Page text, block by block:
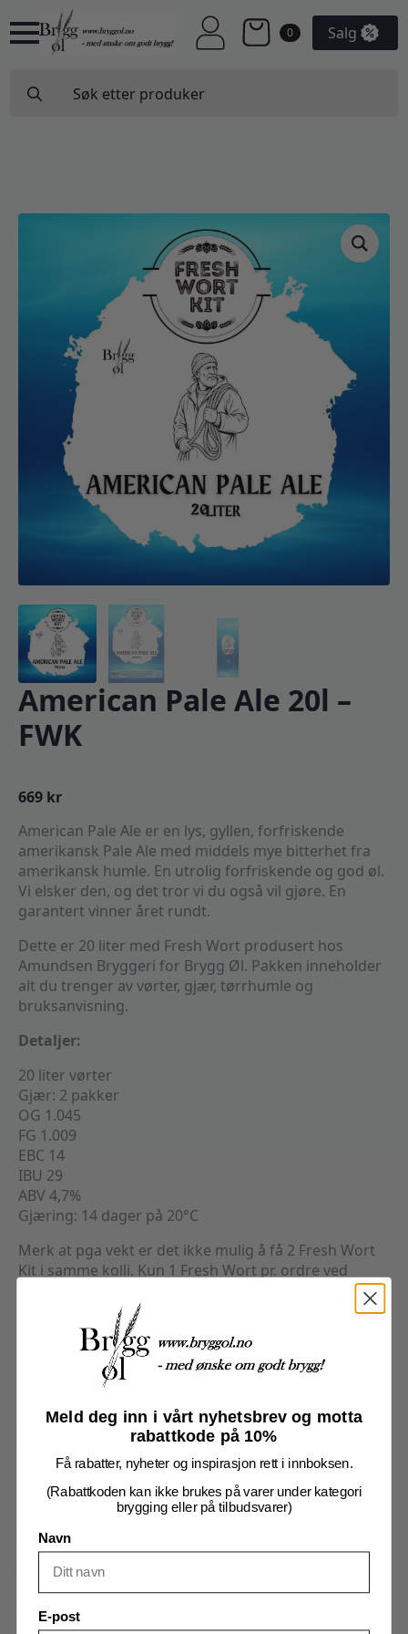
0 Salg
for:
American Pale Ale 20l –
FWK
669 kr
American Pale Ale er en lys, gyllen, forfriskende
amerikansk Pale Ale med middels mye bitterhet fra
amerikansk humle. En utrolig forfriskende og god øl.
Vi elsker den, og det tror vi du også vil gjøre. En
garantert vinner året rundt.
Dette er 20 liter med Fresh Wort produsert hos
Amundsen Bryggeri for Brygg Øl. Pakken inneholder
alt du trenger av vørter, gjær, tørrhumle og
bruksanvisning.
Detaljer:
20 liter vørter
Gjær: 2 pakker
OG 1.045
FG 1.009
EBC 14
IBU 29
ABV 4,7%
Gjæring: 14 dager på 20°C
Merk at pga vekt er det ikke mulig å få 2 Fresh Wort
Kit i samme kolli. Kun 1 Fresh Wort pr. ordre ved
Legg I Handlekurv
900004
Fresh Wort og Ekstraktsett
Tilleggsinformasjon Omtaler (0)
Beskrivelse
American Pale Ale er en lys, gyllen, forfriskende
amerikansk Pale Ale med middels mye bitterhet fra
Meld deg inn i vårt nyhetsbrev og motta
rabattkode på 10%
Få rabatter, nyheter og inspirasjon rett i innboksen.
(Rabattkoden kan ikke brukes på varer under kategori
brygging eller på tilbudsvarer)
Navn
E-post